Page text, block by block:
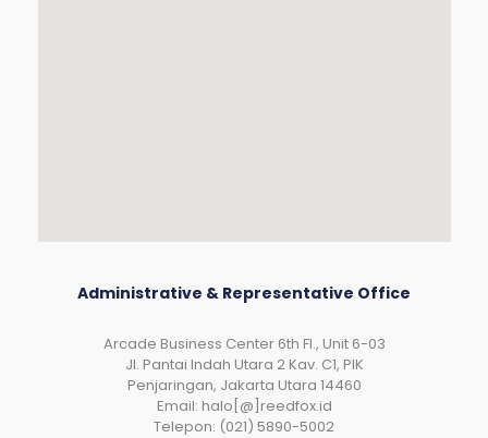
Administrative & Representative Office
Arcade Business Center 6th Fl., Unit 6-03
JI. Pantai Indah Utara 2 Kav. C1, PIK
Penjaringan, Jakarta Utara 14460
Email: halo[@]reedfox.id
Telepon: (021) 5890-5002